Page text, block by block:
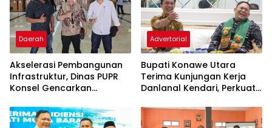
Daerah
Akselerasi Pembangunan
Infrastruktur, Dinas PUPR
Konsel Gencarkan
Kementerian
Advertorial
Bupati Konawe Utara
Terima Kunjungan Kerja
Danlanal Kendari, Perkuat
dan TNI AL